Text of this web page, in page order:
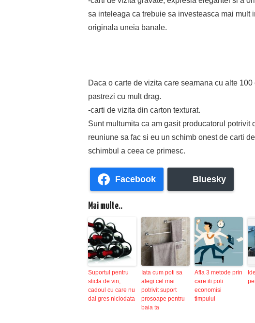
sa inteleaga ca trebuie sa investeasca mai mult
originala uneia banale.
Daca o carte de vizita care seamana cu alte
pastrezi cu mult drag.
-carti de vizita din carton texturat.
Sunt multumita ca am gasit producatorul potrivit
reuniune sa fac si eu un schimb onest de carti
schimbul a ceea ce primesc.
Facebook Bluesky
Mai multe..
Suportul pentru
sticla de vin,
cadoul cu care nu
dai gres niciodata
Iata cum poti sa
alegi cel mai
potrivit suport
prosoape pentru
baia ta
Afla 3 metode prin
care iti poti
economisi
timpului